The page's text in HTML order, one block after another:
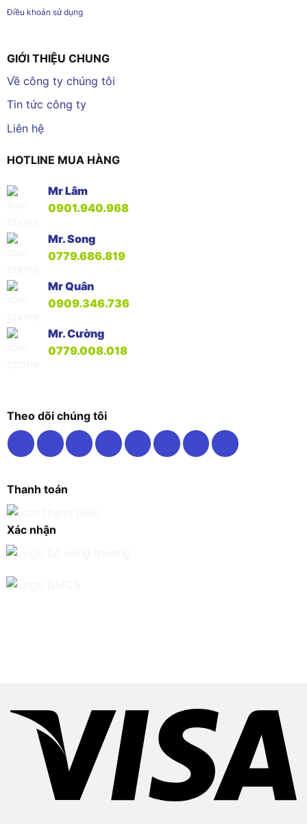
Điều khoản sử dụng
GIỚI THIỆU CHUNG
Về công ty chúng tôi
Tin tức công ty
Liên hệ
HOTLINE MUA HÀNG
Mr Lâm
0901.940.968
Mr. Song
0779.686.819
Mr Quân
0909.346.736
Mr. Cường
0779.008.018
Theo dõi chúng tôi
Thanh toán
Xác nhận